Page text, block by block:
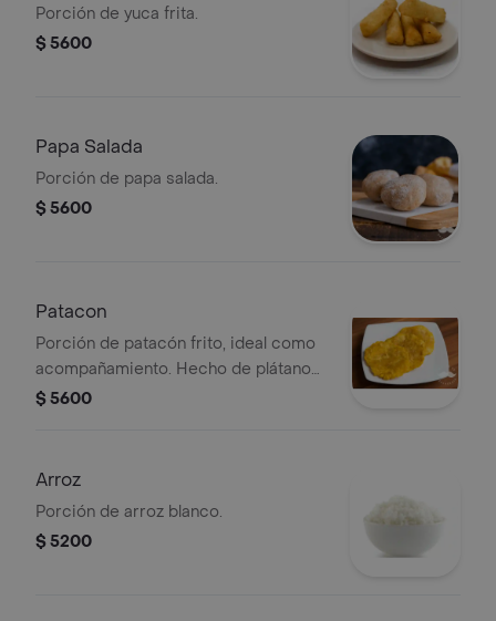
Porción de yuca frita.
$ 5600
Papa Salada
Porción de papa salada.
$ 5600
Patacon
Porción de patacón frito, ideal como
acompañamiento. Hecho de plátano
verde.
$ 5600
Arroz
Porción de arroz blanco.
$ 5200